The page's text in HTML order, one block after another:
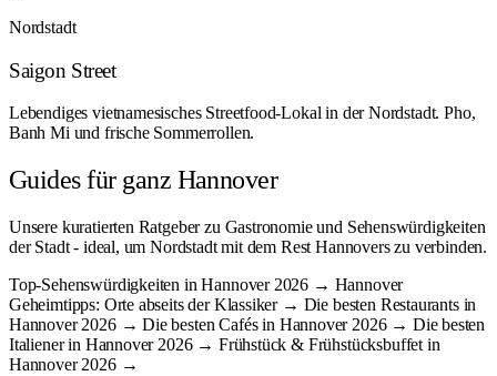
Nordstadt
Saigon Street
Lebendiges vietnamesisches Streetfood-Lokal in der Nordstadt. Pho,
Banh Mi und frische Sommerrollen.
Guides für ganz Hannover
Unsere kuratierten Ratgeber zu Gastronomie und Sehenswürdigkeiten
der Stadt - ideal, um Nordstadt mit dem Rest Hannovers zu verbinden.
Top-Sehenswürdigkeiten in Hannover 2026 → Hannover
Geheimtipps: Orte abseits der Klassiker → Die besten Restaurants in
Hannover 2026 → Die besten Cafés in Hannover 2026 → Die besten
Italiener in Hannover 2026 → Frühstück & Frühstücksbuffet in
Hannover 2026 →